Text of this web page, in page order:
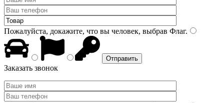
Пожалуйста, докажите, что вы человек, выбрав Флаг.
Заказать звонок